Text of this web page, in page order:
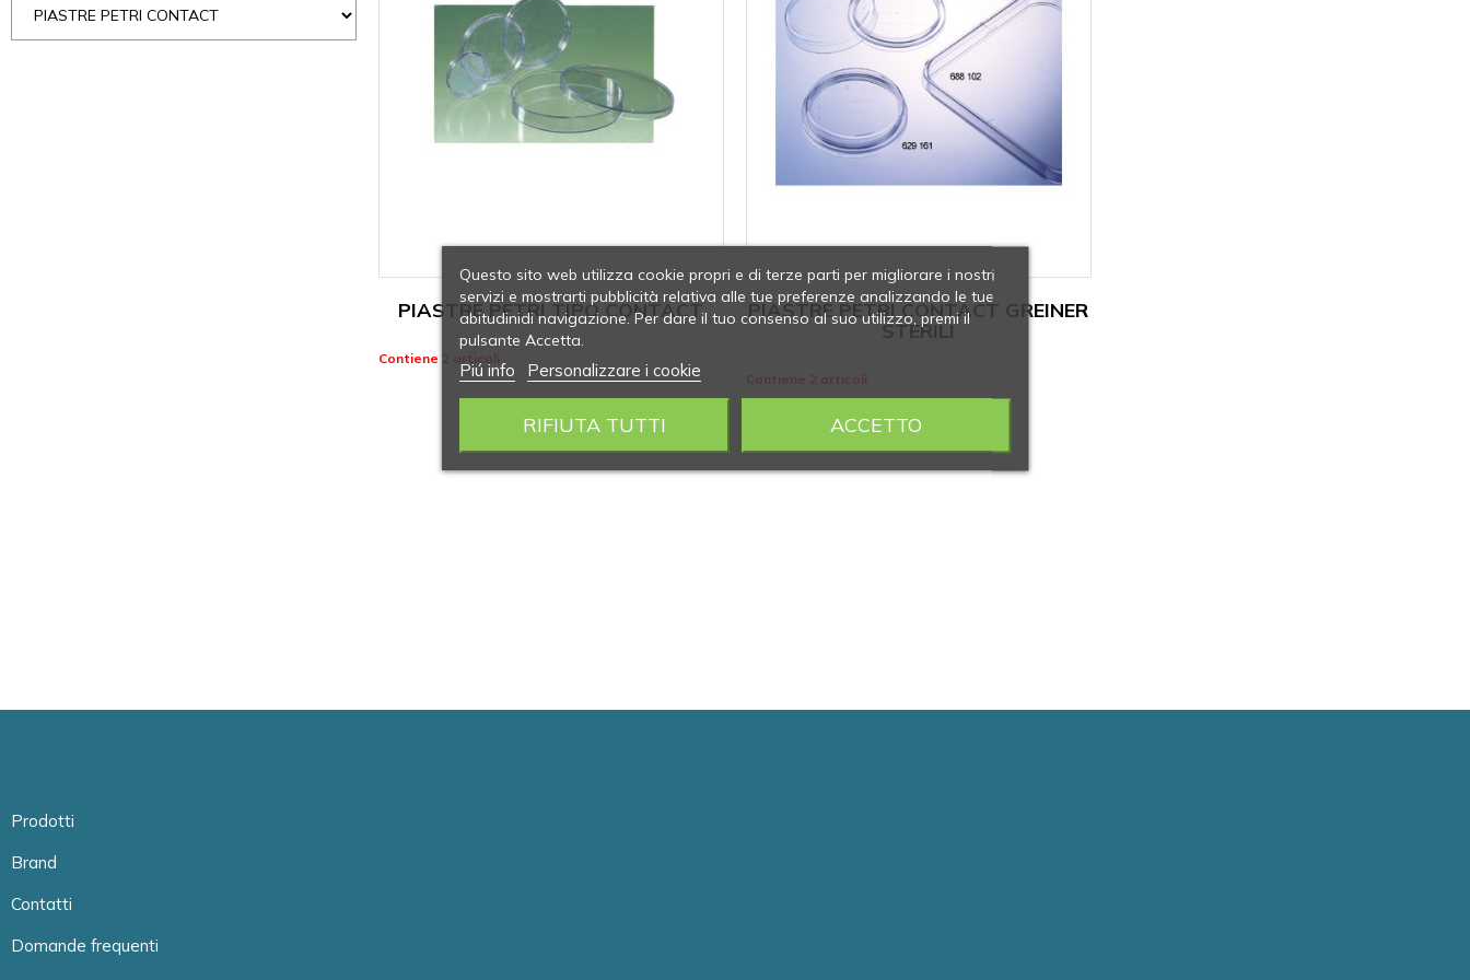
PIASTRE PETRI TIPO CONTACT
Contiene 2 articoli
PIASTRE PETRI CONTACT GREINER
STERILI
Contiene 2 articoli
Prodotti
Brand
Contatti
Domande frequenti
Questo sito web utilizza cookie propri e di terze parti per migliorare i nostri
servizi e mostrarti pubblicità relativa alle tue preferenze analizzando le tue
abitudinidi navigazione. Per dare il tuo consenso al suo utilizzo, premi il
pulsante Accetta.
Piú info Personalizzare i cookie
RIFIUTA TUTTI ACCETTO